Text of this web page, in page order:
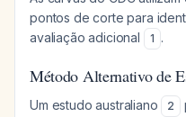
pontos de corte para
avaliação adicional
1 .
Método Alternativo de
Um estudo australiano 2